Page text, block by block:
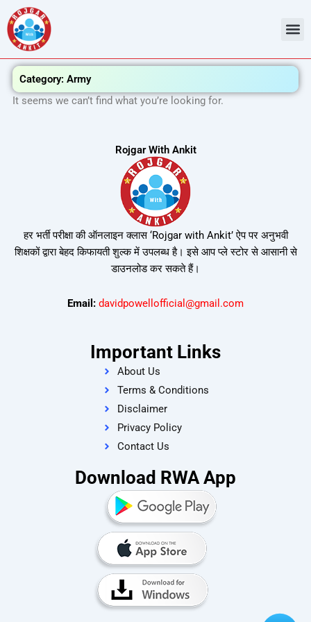
Skip
to
content
Category: Army
It seems we can’t find what you’re looking for.
Rojgar With Ankit
हर भर्ती परीक्षा की ऑनलाइन क्लास ‘Rojgar with Ankit’ ऐप पर अनुभवी
शिक्षकों द्वारा बेहद किफायती शुल्क में उपलब्ध है। इसे आप प्ले स्टोर से आसानी से
डाउनलोड कर सकते हैं।
Email: davidpowellofficial@gmail.com
Important Links
About Us
Terms & Conditions
Disclaimer
Privacy Policy
Contact Us
Download RWA App